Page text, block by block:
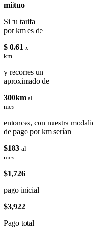
miituo
Si tu tarifa
por km es de
$ 0.61 x
km
y recorres un
aproximado de
300km al
mes
entonces, con nuestra
de pago por km serían
$183 al
mes
$1,726
pago inicial
$3,922
Pago total